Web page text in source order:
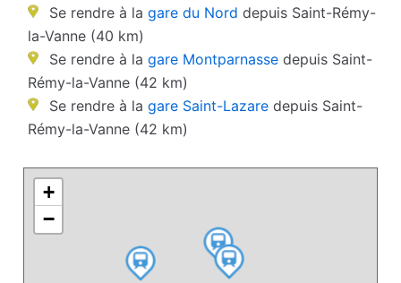
Se rendre à la gare du Nord depuis Saint-Rémy-
la-Vanne (40 km)
Se rendre à la gare Montparnasse depuis Saint-
Rémy-la-Vanne (42 km)
Se rendre à la gare Saint-Lazare depuis Saint-
Rémy-la-Vanne (42 km)
+
−